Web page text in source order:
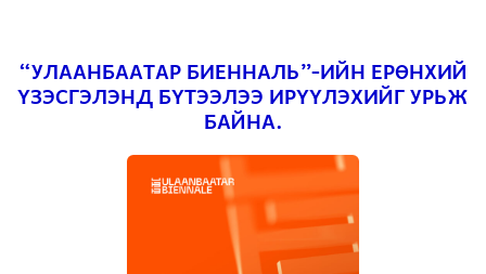
“УЛААНБААТАР БИЕННАЛЬ”-ИЙН ЕРӨНХИЙ
ҮЗЭСГЭЛЭНД БҮТЭЭЛЭЭ ИРҮҮЛЭХИЙГ УРЬЖ
БАЙНА.